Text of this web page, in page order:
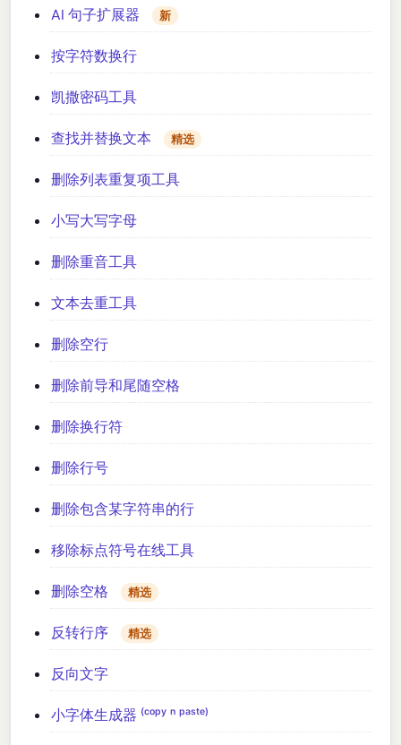
AI 句子扩展器 新
按字符数换行
凯撒密码工具
查找并替换文本 精选
删除列表重复项工具
小写大写字母
删除重音工具
文本去重工具
删除空行
删除前导和尾随空格
删除换行符
删除行号
删除包含某字符串的行
移除标点符号在线工具
删除空格 精选
反转行序 精选
反向文字
小字体生成器 ⁽ᶜᵒᵖʸ ⁿ ᵖᵃˢᵗᵉ⁾